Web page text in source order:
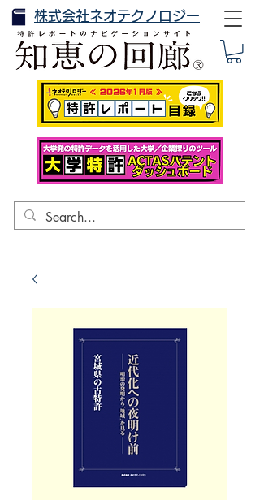
株式会社ネオテクノロジー